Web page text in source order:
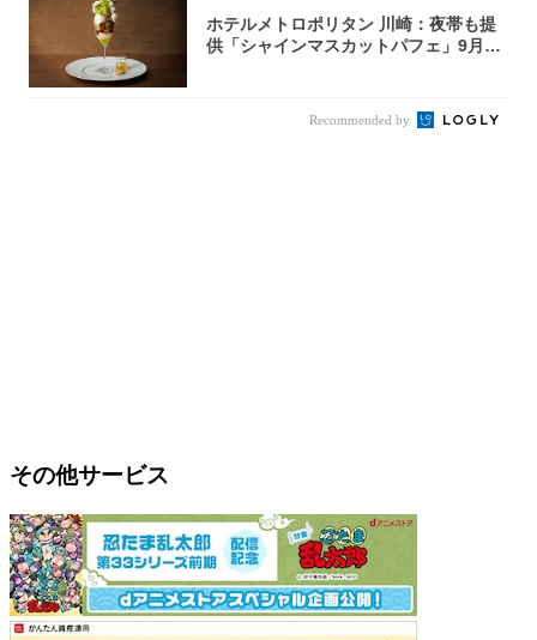
ホテルメトロポリタン 川崎：夜帯も提
供「シャインマスカットパフェ」9月1
Recommended by
その他サービス